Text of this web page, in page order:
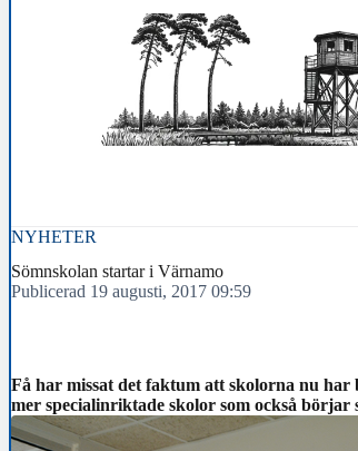
NYHETER
Sömnskolan startar i Värnamo
Publicerad 19 augusti, 2017 09:59
Få har missat det faktum att skolorna nu
mer specialinriktade skolor som också